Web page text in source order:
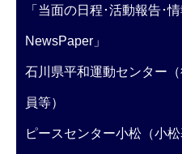
「当面の日程･活動報告･情
NewsPaper」
石川県平和運動センター（
員等）
ピースセンター小松（小